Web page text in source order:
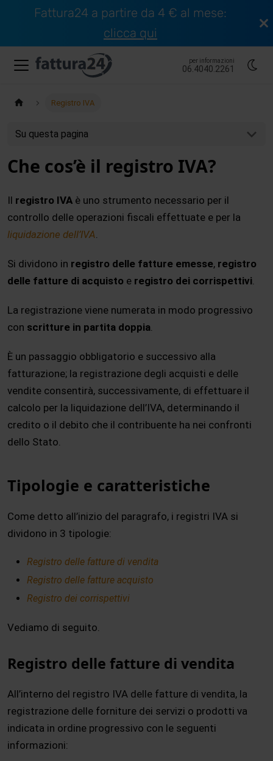
Fattura24 a partire da 4 € al mese:
clicca qui
per informazioni
06.4040.2261
Registro IVA
Su questa pagina
Che cos’è il registro IVA?
Il registro IVA è uno strumento necessario per il
controllo delle operazioni fiscali effettuate e per la
liquidazione dell’IVA.
Si dividono in registro delle fatture emesse, registro
delle fatture di acquisto e registro dei corrispettivi.
La registrazione viene numerata in modo progressivo
con scritture in partita doppia.
È un passaggio obbligatorio e successivo alla
fatturazione; la registrazione degli acquisti e delle
vendite consentirà, successivamente, di effettuare il
calcolo per la liquidazione dell’IVA, determinando il
credito o il debito che il contribuente ha nei confronti
dello Stato.
Tipologie e caratteristiche
Come detto all’inizio del paragrafo, i registri IVA si
dividono in 3 tipologie:
Registro delle fatture di vendita
Registro delle fatture acquisto
Registro dei corrispettivi
Vediamo di seguito.
Registro delle fatture di vendita
All’interno del registro IVA delle fatture di vendita, la
registrazione delle forniture dei servizi o prodotti va
indicata in ordine progressivo con le seguenti
informazioni: